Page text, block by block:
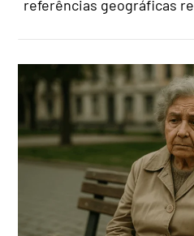
referências geográficas